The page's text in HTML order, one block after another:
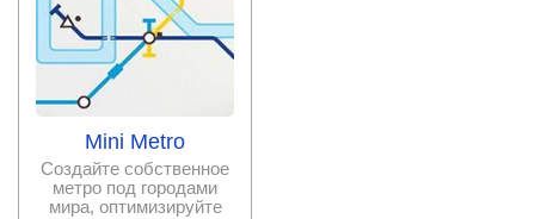
Mini Metro
Создайте собственное
метро под городами
мира, оптимизируйте